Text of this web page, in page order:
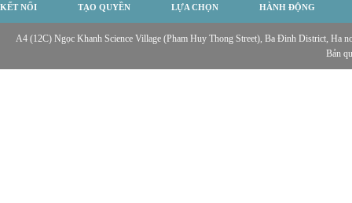
KẾT NỐI TẠO QUYỀN LỰA CHỌN HÀNH ĐỘNG
A4 (12C) Ngọc Khanh Science Village (Pham Huy Thong Street), Ba Đinh District, Ha
Bản